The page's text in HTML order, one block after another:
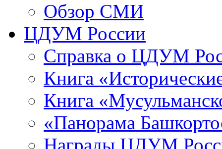
Обзор СМИ
ЦДУМ России
Справка о ЦДУМ
Книга
Книга
«Панорама